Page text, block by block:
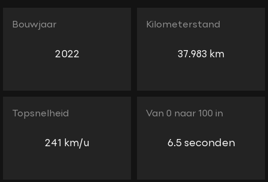
Bouwjaar
2022
Kilometerstand
37.983 km
Topsnelheid
241 km/u
Van 0 naar 100 in
6.5 seconden